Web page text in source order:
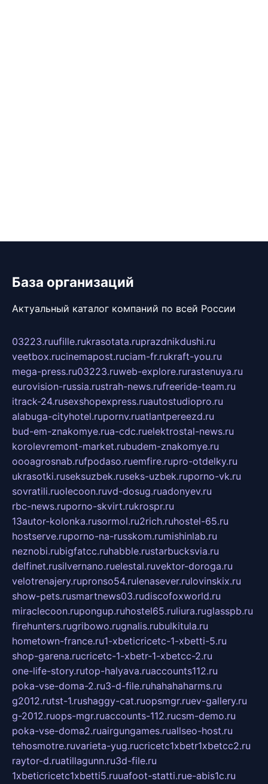
База организаций
Актуальный каталог компаний по всей России
03223.ruufille.rukrasotata.ruprazdnikdushi.ru
veetbox.rucinemapost.ruciam-fr.rukraft-you.ru
mega-press.ru03223.ruweb-explore.rurastenuya.ru
eurovision-russia.rustrah-news.rufreeride-team.ru
itrack-24.rusexshopexpress.ruautostudiopro.ru
alabuga-cityhotel.rupornv.ruatlantpereezd.ru
bud-em-znakomye.rua-cdc.ruelektrostal-news.ru
korolevremont-market.rubudem-znakomye.ru
oooagrosnab.rufpodaso.ruemfire.rupro-otdelky.ru
ukrasotki.ruseksuzbek.ruseks-uzbek.ruporno-vk.ru
sovratili.ruolecoon.ruvd-dosug.ruadonyev.ru
rbc-news.ruporno-skvirt.rukrospr.ru
13autor-kolonka.rusormol.ru2rich.ruhostel-65.ru
hostserve.ruporno-na-russkom.rumishinlab.ru
neznobi.rubigfatcc.ruhabble.rustarbucksvia.ru
delfinet.rusilvernano.ruelestal.ruvektor-doroga.ru
velotrenajery.rupronso54.rulenasever.rulovinskix.ru
show-pets.rusmartnews03.rudiscofoxworld.ru
miraclecoon.rupongup.ruhostel65.ruliura.ruglasspb.ru
firehunters.rugribowo.rugnalis.rubulkitula.ru
hometown-france.ru1-xbeticricetc-1-xbetti-5.ru
shop-garena.rucricetc-1-xbetr-1-xbetcc-2.ru
one-life-story.rutop-halyava.ruaccounts112.ru
poka-vse-doma-2.ru3-d-file.ruhahahaharms.ru
g2012.rutst-1.rushaggy-cat.ruopsmgr.ruev-gallery.ru
g-2012.ruops-mgr.ruaccounts-112.rucsm-demo.ru
poka-vse-doma2.ruairgungames.ruallseo-host.ru
tehosmotre.ruvarieta-yug.rucricetc1xbetr1xbetcc2.ru
raytor-d.ruatillagunn.ru3d-file.ru
1xbeticricetc1xbetti5.ruuafoot-statti.rue-abis1c.ru